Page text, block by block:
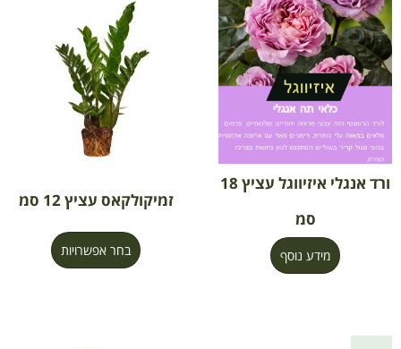
ורד אנגלי איזיווגל עציץ 18
סמ
מידע נוסף
זמיקולקאס עציץ 12 סמ
בחר אפשרויות